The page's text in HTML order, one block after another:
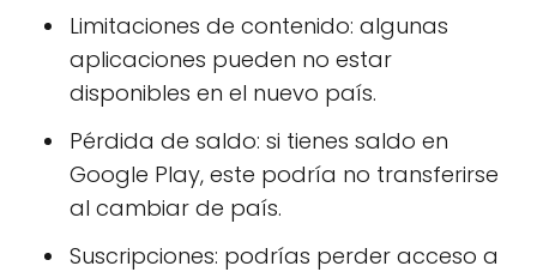
Limitaciones de contenido: algunas
aplicaciones pueden no estar
disponibles en el nuevo país.
Pérdida de saldo: si tienes saldo en
Google Play, este podría no transferirse
al cambiar de país.
Suscripciones: podrías perder acceso a